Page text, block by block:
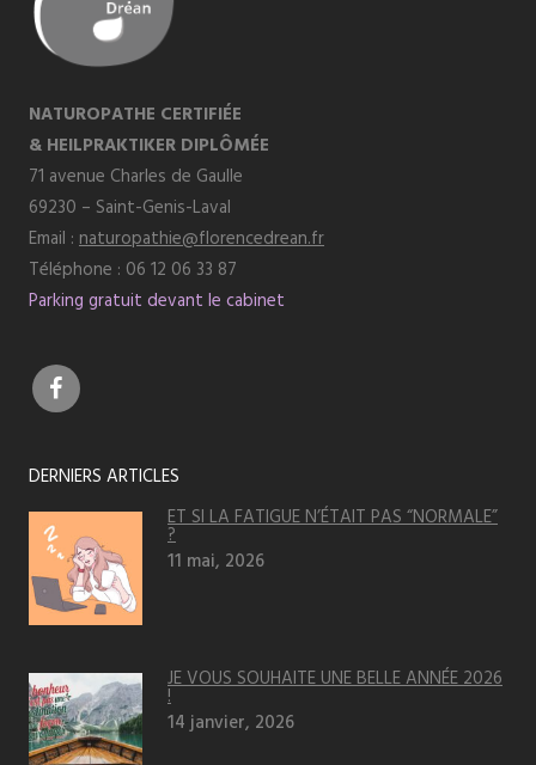
NATUROPATHE CERTIFIÉE
& HEILPRAKTIKER DIPLÔMÉE
71 avenue Charles de Gaulle
69230 – Saint-Genis-Laval
Email : naturopathie@florencedrean.fr
Téléphone : 06 12 06 33 87
Parking gratuit devant le cabinet
DERNIERS ARTICLES
ET SI LA FATIGUE N’ÉTAIT PAS “NORMALE”
?
11 mai, 2026
JE VOUS SOUHAITE UNE BELLE ANNÉE 2026
!
14 janvier, 2026